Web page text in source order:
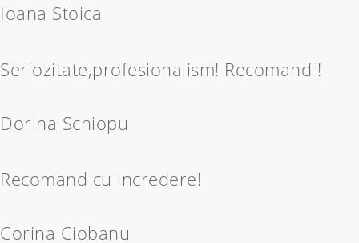
Ioana Stoica
Seriozitate,profesionalism! Recomand !
Dorina Schiopu
Recomand cu incredere!
Corina Ciobanu